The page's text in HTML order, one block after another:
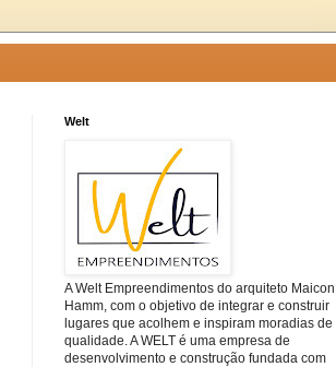
Welt
A Welt Empreendimentos do arquiteto Maicon
Hamm, com o objetivo de integrar e construir
lugares que acolhem e inspiram moradias de
qualidade. A WELT é uma empresa de
desenvolvimento e construção fundada com